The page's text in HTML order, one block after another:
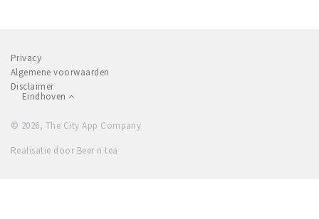
Privacy
Algemene voorwaarden
Disclaimer
Eindhoven
© 2026, The City App Company
Realisatie door Beer n tea